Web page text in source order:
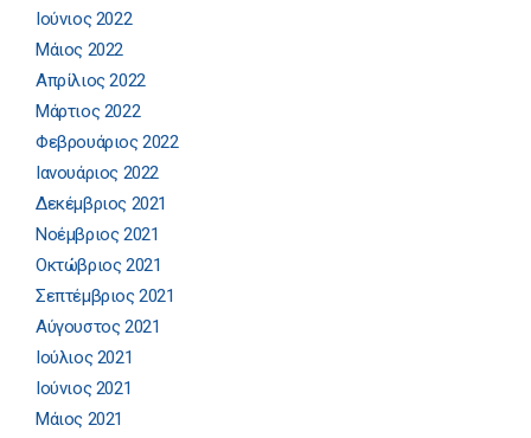
Ιούνιος 2022
Μάιος 2022
Απρίλιος 2022
Μάρτιος 2022
Φεβρουάριος 2022
Ιανουάριος 2022
Δεκέμβριος 2021
Νοέμβριος 2021
Οκτώβριος 2021
Σεπτέμβριος 2021
Αύγουστος 2021
Ιούλιος 2021
Ιούνιος 2021
Μάιος 2021